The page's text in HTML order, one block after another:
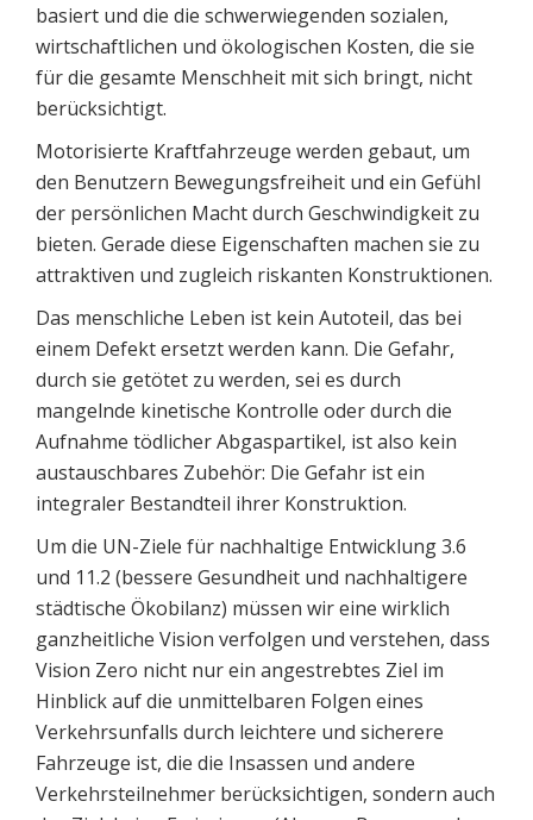
basiert und die die schwerwiegenden sozialen,
wirtschaftlichen und ökologischen Kosten, die sie
für die gesamte Menschheit mit sich bringt, nicht
berücksichtigt.
Motorisierte Kraftfahrzeuge werden gebaut, um
den Benutzern Bewegungsfreiheit und ein Gefühl
der persönlichen Macht durch Geschwindigkeit zu
bieten. Gerade diese Eigenschaften machen sie zu
attraktiven und zugleich riskanten Konstruktionen.
Das menschliche Leben ist kein Autoteil, das bei
einem Defekt ersetzt werden kann. Die Gefahr,
durch sie getötet zu werden, sei es durch
mangelnde kinetische Kontrolle oder durch die
Aufnahme tödlicher Abgaspartikel, ist also kein
austauschbares Zubehör: Die Gefahr ist ein
integraler Bestandteil ihrer Konstruktion.
Um die UN-Ziele für nachhaltige Entwicklung 3.6
und 11.2 (bessere Gesundheit und nachhaltigere
städtische Ökobilanz) müssen wir eine wirklich
ganzheitliche Vision verfolgen und verstehen, dass
Vision Zero nicht nur ein angestrebtes Ziel im
Hinblick auf die unmittelbaren Folgen eines
Verkehrsunfalls durch leichtere und sicherere
Fahrzeuge ist, die die Insassen und andere
Verkehrsteilnehmer berücksichtigen, sondern auch